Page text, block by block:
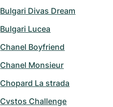
Bulgari Divas Dream
Bulgari Lucea
Chanel Boyfriend
Chanel Monsieur
Chopard La strada
Cvstos Challenge